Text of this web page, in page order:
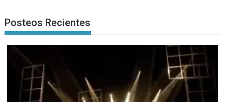
Posteos Recientes